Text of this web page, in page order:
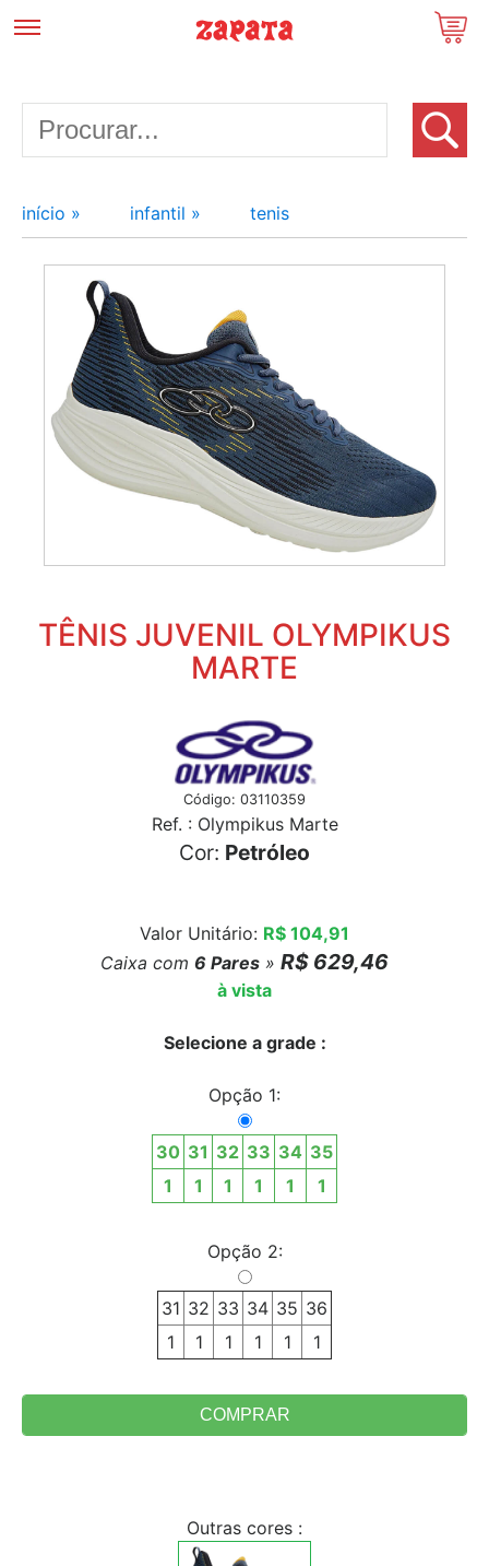
início » infantil » tenis
TÊNIS JUVENIL OLYMPIKUS
MARTE
Código: 03110359
Ref. : Olympikus Marte
Cor: Petróleo
Valor Unitário: R$ 104,91
Caixa com 6 Pares » R$ 629,46
à vista
Selecione a grade :
Opção 1:
30 31 32 33 34 35
1
1 1 1 1 1
Opção 2:
31 32 33 34 35 36
1
1 1 1 1 1
Outras cores :